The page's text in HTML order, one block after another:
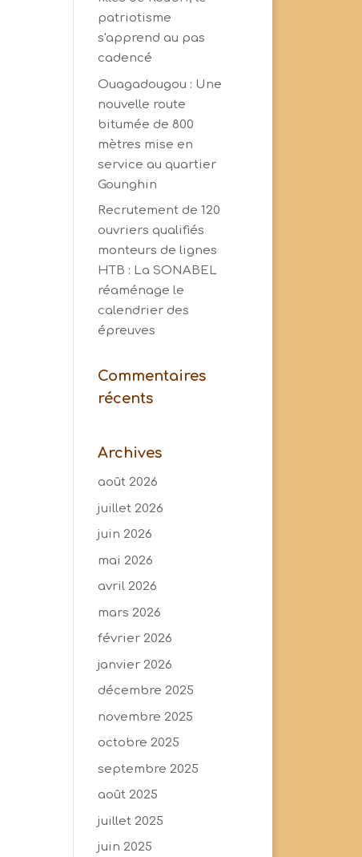
patriotisme
s'apprend au pas
cadencé
Ouagadougou : Une
nouvelle route
bitumée de 800
mètres mise en
service au quartier
Gounghin
Recrutement de 120
ouvriers qualifiés
monteurs de lignes
HTB : La SONABEL
réaménage le
calendrier des
épreuves
Commentaires
récents
Archives
août 2026
juillet 2026
juin 2026
mai 2026
avril 2026
mars 2026
février 2026
janvier 2026
décembre 2025
novembre 2025
octobre 2025
septembre 2025
août 2025
juillet 2025
juin 2025